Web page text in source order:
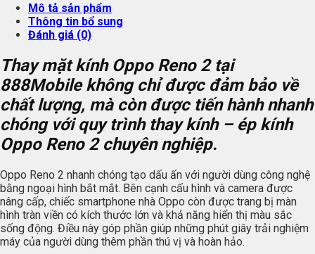
Mô tả sản phẩm
Thông tin bổ sung
Đánh giá (0)
Thay mặt kính Oppo Reno 2 tại
888Mobilekhông chỉ được đảm bảo về
chất lượng, mà còn được tiến hành nhanh
chóng với quy trình thay kính – ép kính
Oppo Reno 2 chuyên nghiệp.
Oppo Reno 2 nhanh chóng tạo dấu ấn với người dùng công nghệ
bằng ngoại hình bắt mắt. Bên cạnh cấu hình và camera được
nâng cấp, chiếc smartphone nhà Oppo còn được trang bị màn
hình tràn viền có kích thước lớn và khả năng hiển thị màu sắc
sống động. Điều này góp phần giúp những phút giây trải nghiệm
máy của người dùng thêm phần thú vị và hoàn hảo.